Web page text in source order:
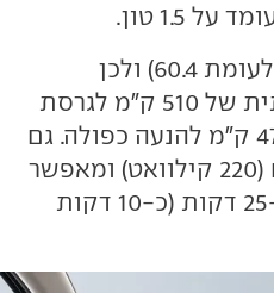
1.5 טון.
גם הסוללה גדולה יותר (74.8 קוט"ש לעומת 60.4) ולכן
מאפשרת טווח נסיעה גדול משמעותית של 510 ק"מ לגרסת
ההנעה האחורית (90 ק"מ יותר) ו-470 ק"מ להנעה כפולה. גם
קצב הטעינה המהירה גבוה פי שניים (220 קילוואט) ומאפשר
לסיים את המילוי מ-10% ל-80% ב-25 דקות (כ-10 דקות